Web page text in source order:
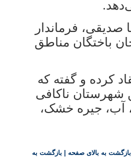
فرماندار
باختگان مناطق
کرده و گفته که
شهرستان ناکافی
آب، جیره خشک،
بازگشت به بالای صفحه بازگشت به